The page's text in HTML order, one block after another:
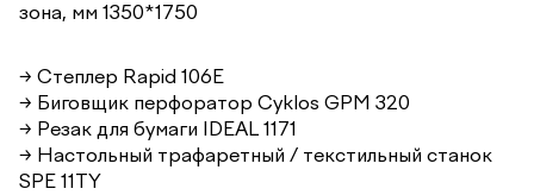
зона, мм 1350*1750
→ Степлер Rapid 106E
→ Биговщик перфоратор Cyklos GPM 320
→ Резак для бумаги IDEAL 1171
→ Настольный трафаретный / текстильный станок
SPE 11TY